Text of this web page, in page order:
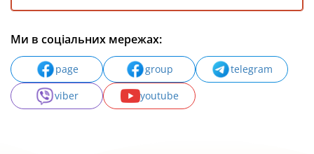
Ми в соціальних мережах:
page group
telegram
viber
youtube